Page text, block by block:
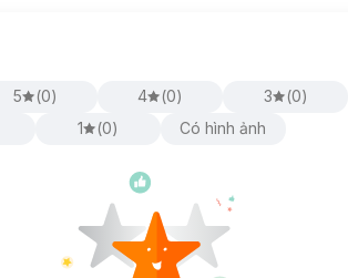
5 (0) 4 (0) 3 (0)
1 (0) Có hình ảnh